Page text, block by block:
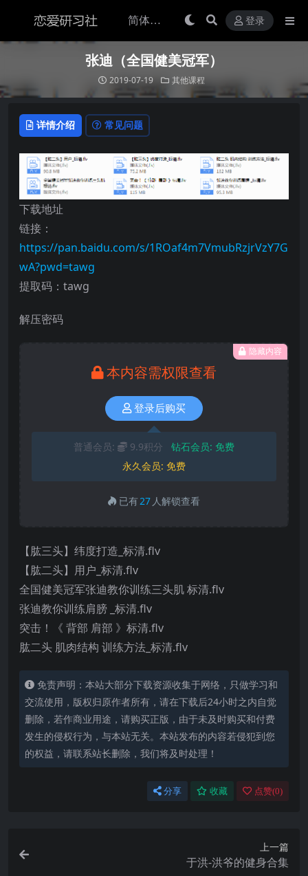
登录
张迪（全国健美冠军）
2019-07-19 其他课程
详情介绍 常见问题
下载地址
链接：
https://pan.baidu.com/s/1ROaf4m7VmubRzjrVzY7G
wA?pwd=tawg
提取码：tawg
解压密码
隐藏内容
本内容需权限查看
登录后购买
普通会员: 9.9积分 钻石会员: 免费
永久会员: 免费
已有27 人解锁查看
【肱三头】纬度打造_标清.flv
【肱二头】用户_标清.flv
全国健美冠军张迪教你训练三头肌 标清.flv
张迪教你训练肩膀 _标清.flv
突击！《 背部 肩部 》标清.flv
肱二头 肌肉结构 训练方法_标清.flv
免责声明：本站大部分下载资源收集于网络，只做学习和
交流使用，版权归原作者所有，请在下载后24小时之内自觉
删除，若作商业用途，请购买正版，由于未及时购买和付费
发生的侵权行为，与本站无关。本站发布的内容若侵犯到您
的权益，请联系站长删除，我们将及时处理！
分享 收藏 点赞(0)
上一篇
于洪-洪爷的健身合集